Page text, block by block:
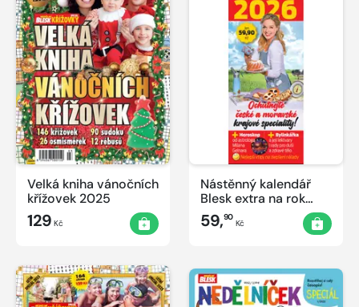
Velká kniha vánočních
křížovek 2025
129 Kč
Nástěnný kalendář
Blesk extra na rok
2026
59,90
Kč